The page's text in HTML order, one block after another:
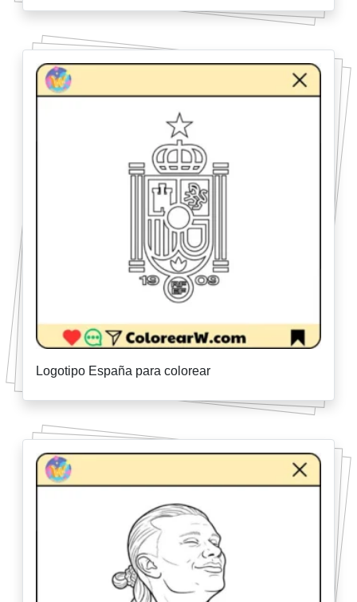
Logotipo España para colorear